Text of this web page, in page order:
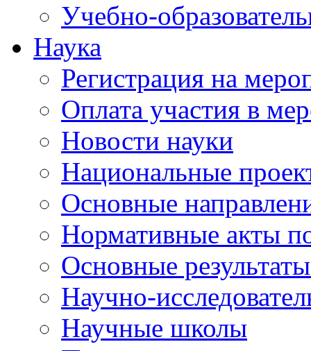
Учебно-
Наука
Регистрация на
Оплата участия в
Новости науки
Национальные
Основные
Нормативные акты
Основные
Научно-
Научные школы